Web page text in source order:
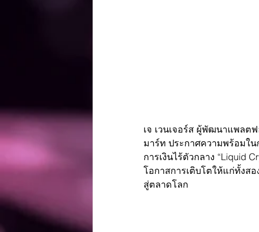
เจ เวนเจอร์ส ผู้พัฒนาแพลตฟ
มาร์ท ประกาศความพร้อมใ
การเงินไร้ตัวกลาง “Liquid
โอกาสการเติบโตให้แก่ทั้งส
สู่ตลาดโลก